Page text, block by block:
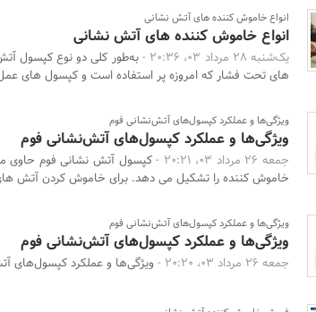
سازمان‌ها
و
روابط
عمومی‌ها
انواع خاموش کننده های آتش نشانی
انواع خاموش کننده های آتش نشانی
یک‌شنبه 28 مرداد 03، 20:36 -
به‌طور کلی دو نوع کپسول
های تحت فشار که امروزه پر استفاده است و کپسول های
ویژگی‌ها و عملکرد کپسول‌های آتش‌نشانی فوم
ویژگی‌ها و عملکرد کپسول‌های آتش‌نشانی فوم
جمعه 26 مرداد 03، 20:21 -
کپسول آتش نشانی فوم حاوی
خاموش کننده را تشکیل می دهد. برای خاموش کردن آتش
ویژگی‌ها و عملکرد کپسول‌های آتش‌نشانی فوم
ویژگی‌ها و عملکرد کپسول‌های آتش‌نشانی فوم
جمعه 26 مرداد 03، 20:20 - ویژگی‌ها و عملکرد کپسول‌های